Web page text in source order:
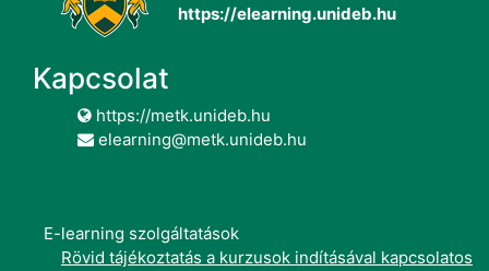
https://elearning.unideb.hu
Kapcsolat
https://metk.unideb.hu
elearning@metk.unideb.hu
E-learning szolgáltatások
Rövid tájékoztatás a kurzusok indításával kapcsolatos